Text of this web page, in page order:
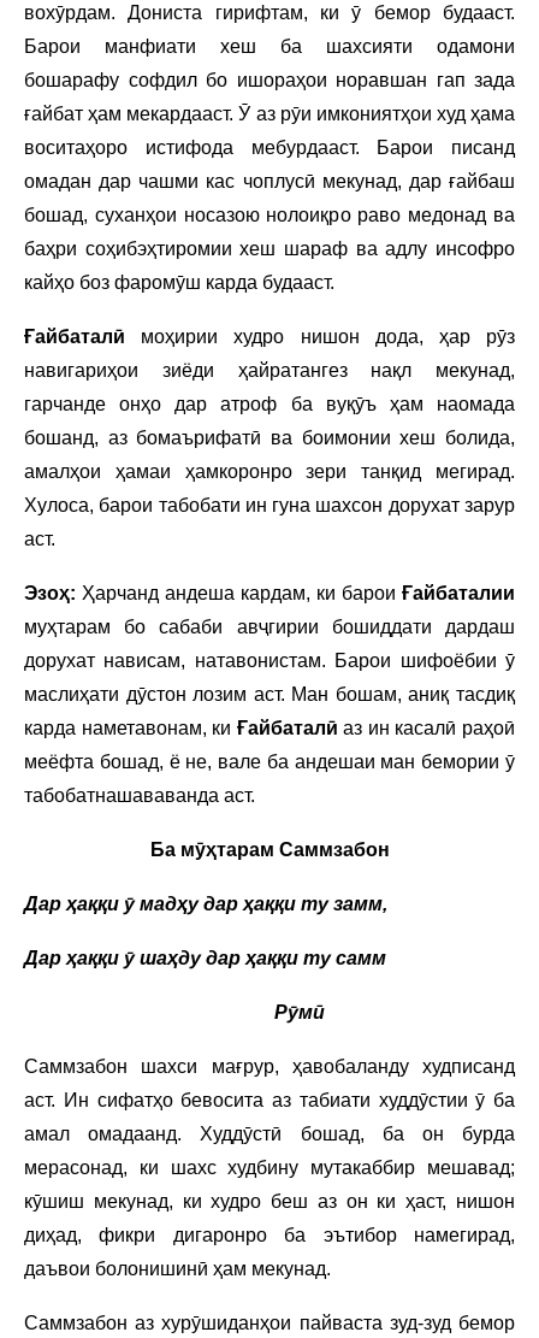
вохӯрдам. Дониста гирифтам, ки ӯ бемор будааст.
Барои манфиати хеш ба шахсияти одамони
бошарафу софдил бо ишораҳои норавшан гап зада
ғайбат ҳам мекардааст. Ӯ аз рӯи имкониятҳои худ ҳама
воситаҳоро истифода мебурдааст. Барои писанд
омадан дар чашми кас чоплусӣ мекунад, дар ғайбаш
бошад, суханҳои носазою нолоиқро раво медонад ва
баҳри соҳибэҳтиромии хеш шараф ва адлу инсофро
кайҳо боз фаромӯш карда будааст.
Ғайбаталӣ моҳирии худро нишон дода, ҳар рӯз
навигариҳои зиёди ҳайратангез нақл мекунад,
гарчанде онҳо дар атроф ба вуқӯъ ҳам наомада
бошанд, аз бомаърифатӣ ва боимонии хеш болида,
амалҳои ҳамаи ҳамкоронро зери танқид мегирад.
Хулоса, барои табобати ин гуна шахсон дорухат зарур
аст.
Эзоҳ: Ҳарчанд андеша кардам, ки барои Ғайбаталии
муҳтарам бо сабаби авҷгирии бошиддати дардаш
дорухат нависам, натавонистам. Барои шифоёбии ӯ
маслиҳати дӯстон лозим аст. Ман бошам, аниқ тасдиқ
карда наметавонам, ки Ғайбаталӣ аз ин касалӣ раҳоӣ
меёфта бошад, ё не, вале ба андешаи ман бемории ӯ
табобатнашававанда аст.
Ба мӯҳтарам Саммзабон
Дар ҳаққи ӯ мадҳу дар ҳаққи ту замм,
Дар ҳаққи ӯ шаҳду дар ҳаққи ту самм
Рӯмӣ
Саммзабон шахси мағрур, ҳавобаланду худписанд
аст. Ин сифатҳо бевосита аз табиати худдӯстии ӯ ба
амал омадаанд. Худдӯстӣ бошад, ба он бурда
мерасонад, ки шахс худбину мутакаббир мешавад;
кӯшиш мекунад, ки худро беш аз он ки ҳаст, нишон
диҳад, фикри дигаронро ба эътибор намегирад,
даъвои болонишинӣ ҳам мекунад.
Саммзабон аз хурӯшиданҳои пайваста зуд-зуд бемор